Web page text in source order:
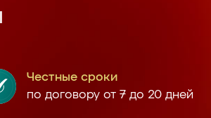
Честные сроки
по договору от 7 до 20 дней